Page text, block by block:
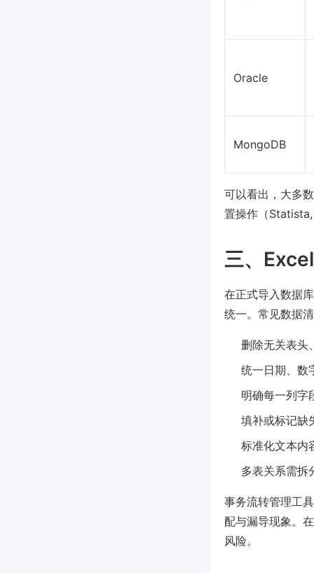
Oracle
MongoDB
可以看出，大多
置操作（
三、
在正式导入数据
统一。常见数据
删除无关表头
统一日期、数
明确每一列字
填补或标记缺
标准化文本内
多表关系需拆
事务流转管理工
配与漏导现象。
风险。